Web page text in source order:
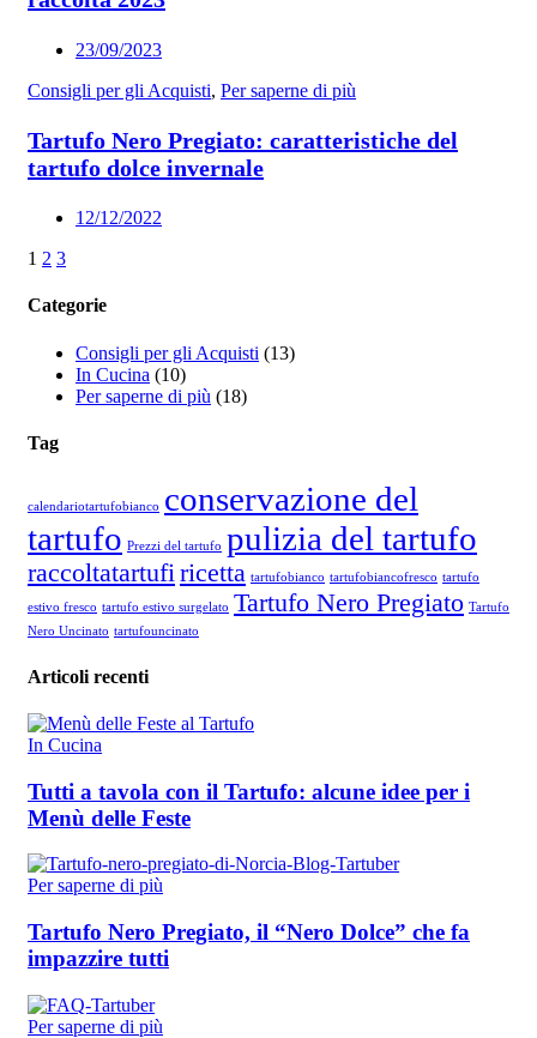
23/09/2023
Consigli per gli Acquisti, Per saperne di più
Tartufo Nero Pregiato: caratteristiche del
tartufo dolce invernale
12/12/2022
1 2 3
Categorie
Consigli per gli Acquisti (13)
In Cucina (10)
Per saperne di più (18)
Tag
calendariotartufobianco conservazione del
tartufo Prezzi del tartufo pulizia del tartufo
raccoltatartufiricetta tartufobianco tartufobiancofresco tartufo
estivo fresco tartufo estivo surgelato Tartufo Nero Pregiato Tartufo
Nero Uncinato tartufouncinato
Articoli recenti
In Cucina
Tutti a tavola con il Tartufo: alcune idee per i
Menù delle Feste
Per saperne di più
Tartufo Nero Pregiato, il “Nero Dolce” che fa
impazzire tutti
Per saperne di più